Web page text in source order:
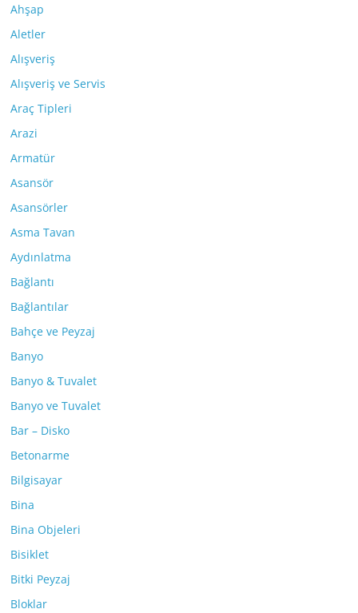
Ahşap
Aletler
Alışveriş
Alışveriş ve Servis
Araç Tipleri
Arazi
Armatür
Asansör
Asansörler
Asma Tavan
Aydınlatma
Bağlantı
Bağlantılar
Bahçe ve Peyzaj
Banyo
Banyo & Tuvalet
Banyo ve Tuvalet
Bar – Disko
Betonarme
Bilgisayar
Bina
Bina Objeleri
Bisiklet
Bitki Peyzaj
Bloklar